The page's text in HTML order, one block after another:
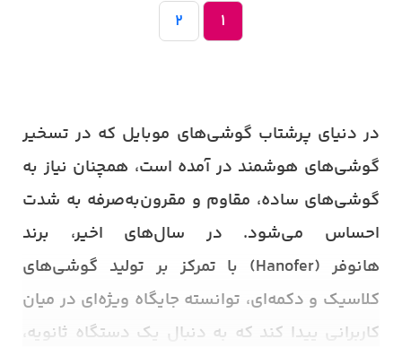
1
2
در دنیای پرشتاب گوشی‌های موبایل که در تسخیر
گوشی‌های هوشمند در آمده است، همچنان نیاز به
گوشی‌های ساده، مقاوم و مقرون‌به‌صرفه به شدت
احساس می‌شود. در سال‌های اخیر، برند
هانوفر(Hanofer) با تمرکز بر تولید گوشی‌های
کلاسیک و دکمه‌ای، توانسته جایگاه ویژه‌ای در میان
کاربرانی پیدا کند که به دنبال یک دستگاه ثانویه،